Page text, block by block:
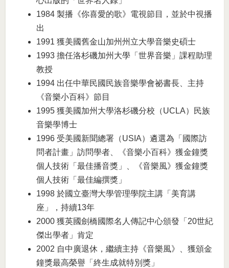
1984 製播《你喜愛的歌》電視節目，並於中視播
出
1991 獲美國舊金山加州州立大學音樂史碩士
1993 擔任洛杉磯加州大學「世界音樂」課程助理
教授
1994 出任中華民國民族音樂學會祕書長、主持
《音樂小百科》節目
1995 獲美國加州大學洛杉磯分校（UCLA）民族
音樂學博士
1996 受美國新聞總署（USIA）遴選為「國際訪
問者計畫」訪問學者、《音樂小百科》獲金鐘獎
個人技術「最佳播音獎」、《音樂風》獲金鐘獎
個人技術「最佳編撰獎」
1998 於國立臺灣大學管理學院主講「美育講
座」，持續13年
2000 獲英國劍橋國際名人傳記中心頒發「20世紀
傑出學者」肯定
2002 自中廣退休，繼續主持《音樂風》、獲頒金
鐘獎最高榮譽「終生成就特別獎」